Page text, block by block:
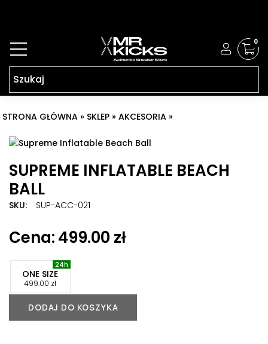
0
STRONA GŁÓWNA » SKLEP »AKCESORIA »
SUPREME INFLATABLE BEACH
BALL
499.00 zł
-
ONE SIZE
-
499.00 zł
DODAJ DO KOSZYKA
SKU:
SUP-ACC-021
Supreme Inflatable Beach Ball